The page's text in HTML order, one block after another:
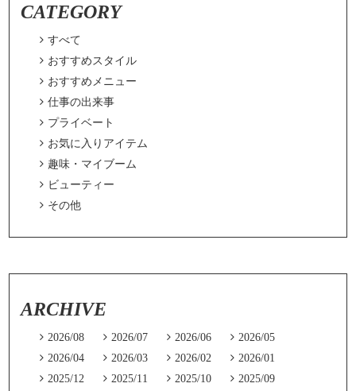
CATEGORY
 すべて
 おすすめスタイル
 おすすめメニュー
 仕事の出来事
 プライベート
 お気に入りアイテム
 趣味・マイブーム
 ビューティー
 その他
ARCHIVE
 2026/08  2026/07  2026/06  2026/05
 2026/04  2026/03  2026/02  2026/01
 2025/12  2025/11  2025/10  2025/09